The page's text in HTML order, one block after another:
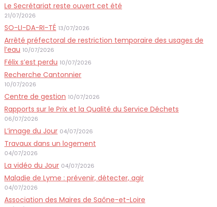
Le Secrétariat reste ouvert cet été
21/07/2026
SO-LI-DA-RI-TÉ 13/07/2026
Arrêté préfectoral de restriction temporaire des usages de
l’eau 10/07/2026
Félix s’est perdu 10/07/2026
Recherche Cantonnier
10/07/2026
Centre de gestion 10/07/2026
Rapports sur le Prix et la Qualité du Service Déchets
06/07/2026
L’image du Jour 04/07/2026
Travaux dans un logement
04/07/2026
La vidéo du Jour 04/07/2026
Maladie de Lyme : prévenir, détecter, agir
04/07/2026
Association des Maires de Saône-et-Loire